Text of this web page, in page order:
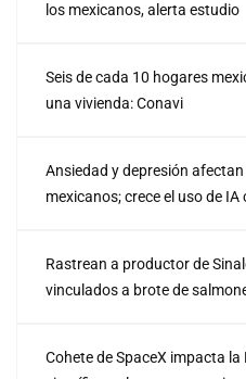
los mexicanos, alerta estudio
Seis de cada 10 hogares
una vivienda: Conavi
Ansiedad y depresión
mexicanos; crece el uso de
Rastrean a productor de
vinculados a brote de
Cohete de SpaceX impacta